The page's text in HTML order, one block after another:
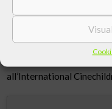
In distribuzione nelle sale
Obra”, presentato alla
Latino Americano a
all’International